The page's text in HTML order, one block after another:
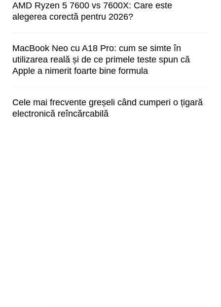
AMD Ryzen 5 7600 vs 7600X: Care este
alegerea corectă pentru 2026?
MacBook Neo cu A18 Pro: cum se simte în
utilizarea reală și de ce primele teste spun că
Apple a nimerit foarte bine formula
Cele mai frecvente greșeli când cumperi o țigară
electronică reîncărcabilă